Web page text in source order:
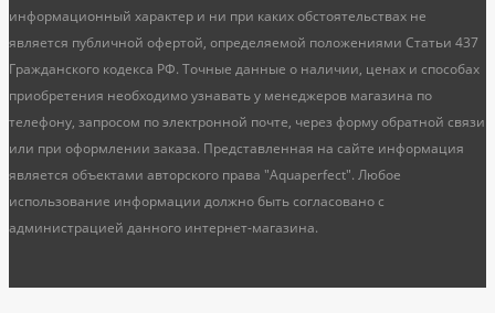
информационный характер и ни при каких обстоятельствах не
является публичной офертой, определяемой положениями Статьи 437
Гражданского кодекса РФ. Точные данные о наличии, ценах и способах
приобретения необходимо узнавать у менеджеров магазина по
телефону, запросом по электронной почте, через форму обратной связи
или при оформлении заказа. Представленная на сайте информация
является объектами авторского права "Aquaperfect". Любое
использование информации должно быть согласовано с
администрацией данного интернет-магазина.